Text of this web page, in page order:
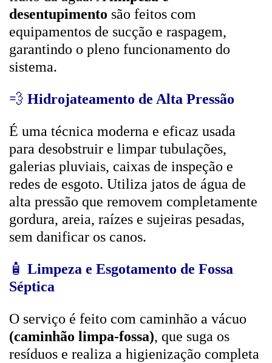
desentupimento são feitos com
equipamentos de sucção e raspagem,
garantindo o pleno funcionamento do
sistema.
💨 Hidrojateamento de Alta Pressão
É uma técnica moderna e eficaz usada
para desobstruir e limpar tubulações,
galerias pluviais, caixas de inspeção e
redes de esgoto. Utiliza jatos de água de
alta pressão que removem completamente
gordura, areia, raízes e sujeiras pesadas,
sem danificar os canos.
🧴 Limpeza e Esgotamento de Fossa
Séptica
O serviço é feito com caminhão a vácuo
(caminhão limpa-fossa), que suga os
resíduos e realiza a higienização completa